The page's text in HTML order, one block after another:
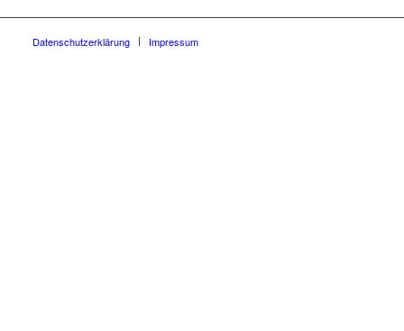
Datenschutzerklärung Impressum